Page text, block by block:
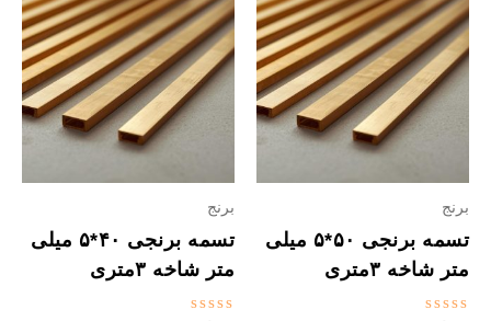
برنج
تسمه برنجی ۵۰*۵ میلی
متر شاخه ۳متری
برنج
تسمه برنجی ۴۰*۵ میلی
متر شاخه ۳متری